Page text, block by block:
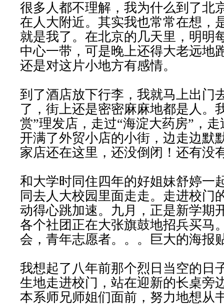
很多人都不理解，我为什么到了北
在人大附近。其实我也常常在想，
就是我了。在北京的几天里，明明
中心一带，可是晚上还得大老远地
还是对这片小地方有感情。
到了酒店放下行李，我就马上出门
了，街上还是密密麻麻地都是人。
赏”理发店，走过“海淀大药房”，
开满了外贸小店的小街，边走边默
家店还在这里，还没倒闭！还有没
和大学时同住四年的好姐妹舒婷一
同去人大校园里面走走。走进校门
动得心跳加速。九月，正是新学期
各个社团正在大张旗鼓地招兵买马
会，青年志愿者。。。巨大的海报
我想起了八年前那个烈日当空的日
生地走进校门，站在迎新的长桌旁
本系师兄师姐们面前，努力地想从